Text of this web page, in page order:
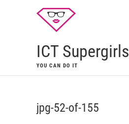
ICT Supergirls
YOU CAN DO IT
jpg-52-of-155